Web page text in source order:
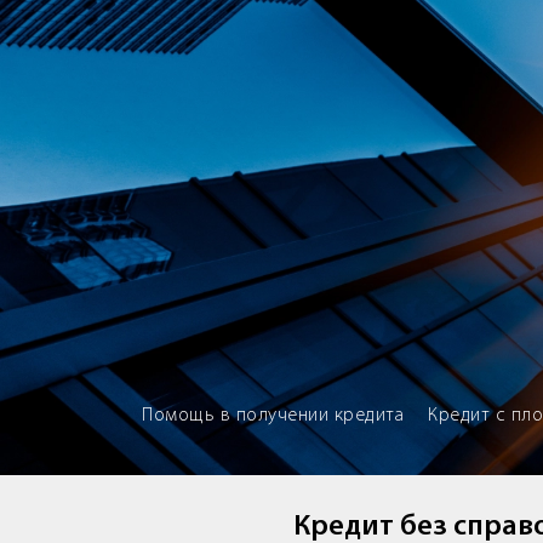
Brokery365 - Рейтинг
Помощь в получении кредита Кредит с
Кредит без